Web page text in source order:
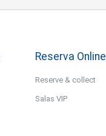
Reserva Online
Reserve & collect
Salas VIP